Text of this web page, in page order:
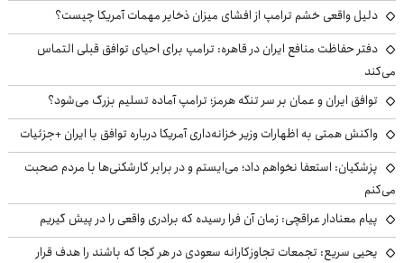
دلیل واقعی خشم ترامپ از افشای میزان ذخایر مهمات آمریکا چیست؟
دفتر حفاظت منافع ایران در قاهره: ترامپ برای احیای توافق قبلی التماس
می‌کند
توافق ایران و عمان بر سر تنگه هرمز؛ ترامپ آماده تسلیم بزرگ می‌شود؟
واکنش همتی به اظهارات وزیر خزانه‌داری آمریکا درباره توافق با ایران +جزئیات
پزشکیان: استعفا نخواهم داد؛ می‌ایستم و در برابر کارشکنی‌ها با مردم صحبت
می‌کنم
پیام معنادار عراقچی: زمان آن فرا رسیده که برادری واقعی را در پیش گیریم
یحیی سریع: تجمعات تجاوزکارانه سعودی در هر کجا که باشند را هدف قرار